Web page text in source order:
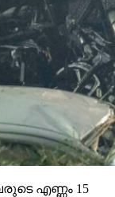
എണ്ണം 15